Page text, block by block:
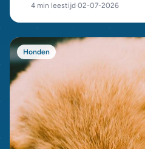
4 min leestijd·02-07-2026
Honden